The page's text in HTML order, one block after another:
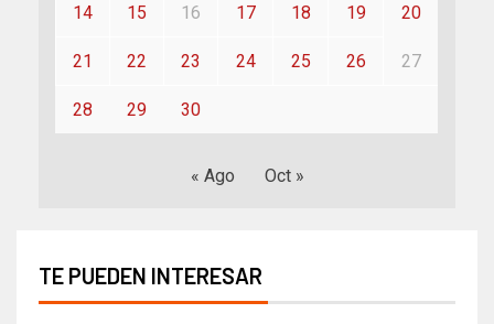
14 15 16 17 18 19 20
21 22 23 24 25 26 27
28 29 30
« Ago Oct »
TE PUEDEN INTERESAR